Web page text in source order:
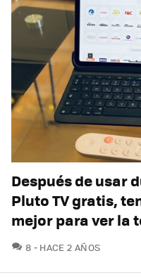
Después de usar
Pluto TV gratis,
mejor para ver la
8 COMENTARIOS
HACE 2 AÑOS